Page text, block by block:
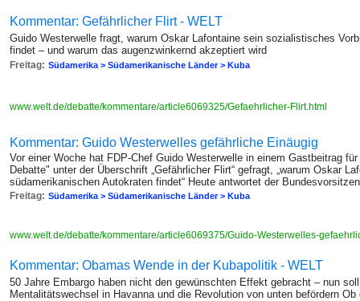
Kommentar: Gefährlicher Flirt - WELT
Guido Westerwelle fragt, warum Oskar Lafontaine sein sozialistisches
findet – und warum das augenzwinkernd akzeptiert wird
Freitag: Südamerika > Südamerikanische Länder > Kuba
www.welt.de/debatte/kommentare/article6069325/Gefaehrlicher-Flirt.html
Kommentar: Guido Westerwelles gefährliche Einäugig
Vor einer Woche hat FDP-Chef Guido Westerwelle in einem Gastbeitrag
Debatte" unter der Überschrift „Gefährlicher Flirt“ gefragt, „warum Oskar
südamerikanischen Autokraten findet“ Heute antwortet der
Freitag: Südamerika > Südamerikanische Länder > Kuba
www.welt.de/debatte/kommentare/article6069375/Guido-Westerwelles-
Kommentar: Obamas Wende in der Kubapolitik - WELT
50 Jahre Embargo haben nicht den gewünschten Effekt gebracht – nun
Mentalitätswechsel in Havanna und die Revolution von unten befördern